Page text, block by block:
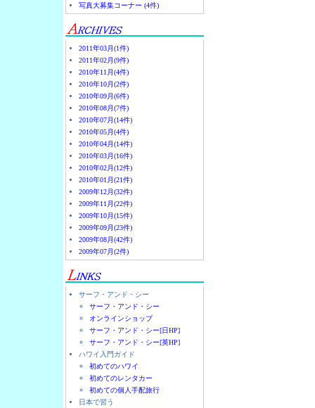
写真大募集コーナー (4件)
2011年03月(1件)
2011年02月(9件)
2010年11月(4件)
2010年10月(2件)
2010年09月(6件)
2010年08月(7件)
2010年07月(14件)
2010年05月(4件)
2010年04月(14件)
2010年03月(16件)
2010年02月(12件)
2010年01月(21件)
2009年12月(32件)
2009年11月(22件)
2009年10月(15件)
2009年09月(23件)
2009年08月(42件)
2009年07月(2件)
サーフ・アンド・シー
サーフ・アンド・シー
オンラインショップ
サーフ・アンド・シー[日HP]
サーフ・アンド・シー[英HP]
ハワイ入門ガイド
初めてのハワイ
初めてのレンタカー
初めての個人手配旅行
日本で習う